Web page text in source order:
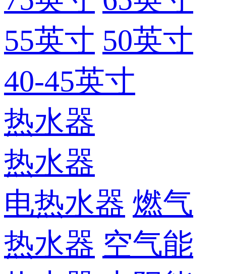
55英寸 50英寸
40-45英寸
热水器
热水器
电热水器 燃气
热水器 空气能